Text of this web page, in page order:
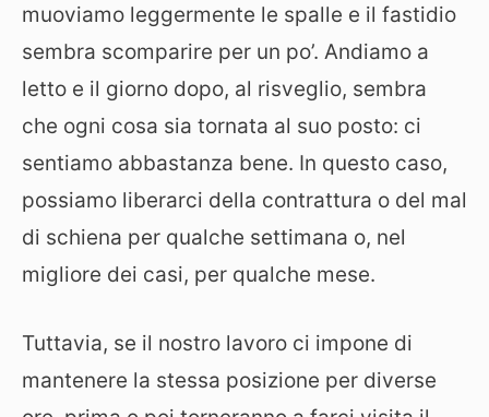
muoviamo leggermente le spalle e il fastidio
sembra scomparire per un po’. Andiamo a
letto e il giorno dopo, al risveglio, sembra
che ogni cosa sia tornata al suo posto: ci
sentiamo abbastanza bene. In questo caso,
possiamo liberarci della contrattura o del mal
di schiena per qualche settimana o, nel
migliore dei casi, per qualche mese.
Tuttavia, se il nostro lavoro ci impone di
mantenere la stessa posizione per diverse